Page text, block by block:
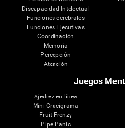
Discapacidad Intelectual
Funciones cerebrales
Funciones Ejecutivas
Coordinación
Memoria
Percepción
Atención
Juegos
Ajedrez en línea
Mini Crucigrama
Fruit Frenzy
Pipe Panic